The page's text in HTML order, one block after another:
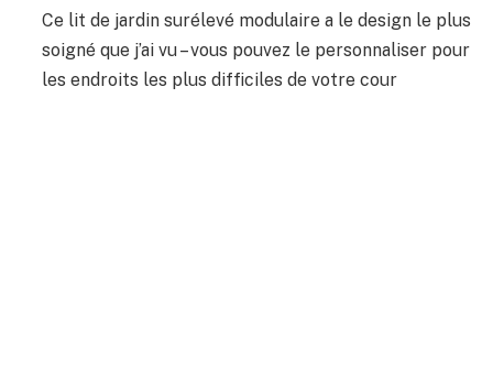
Ce lit de jardin surélevé modulaire a le design le plus
soigné que j’ai vu – vous pouvez le personnaliser pour
les endroits les plus difficiles de votre cour